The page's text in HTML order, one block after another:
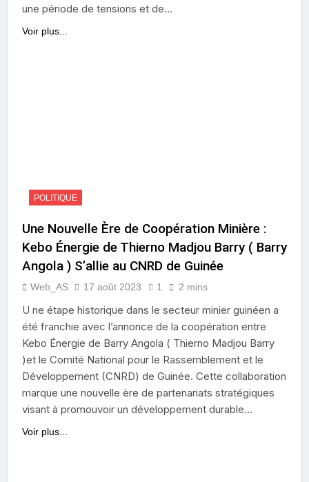
une période de tensions et de…
Voir plus...
POLITIQUE
Une Nouvelle Ère de Coopération Minière :
Kebo Énergie de Thierno Madjou Barry ( Barry
Angola ) S’allie au CNRD de Guinée
Web_AS 17 août 2023 1 2 mins
U ne étape historique dans le secteur minier guinéen a
été franchie avec l’annonce de la coopération entre
Kebo Énergie de Barry Angola ( Thierno Madjou Barry
)et le Comité National pour le Rassemblement et le
Développement (CNRD) de Guinée. Cette collaboration
marque une nouvelle ère de partenariats stratégiques
visant à promouvoir un développement durable…
Voir plus...